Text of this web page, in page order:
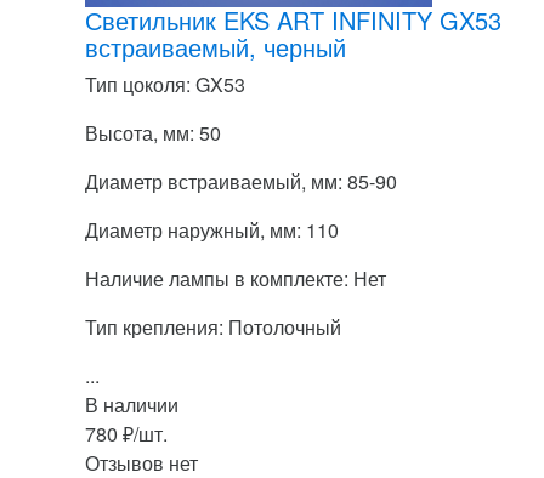
Светильник EKS ART INFINITY GX53
встраиваемый, черный
Тип цоколя: GX53
Высота, мм: 50
Диаметр встраиваемый, мм: 85-90
Диаметр наружный, мм: 110
Наличие лампы в комплекте: Нет
Тип крепления: Потолочный
...
В наличии
780 ₽/шт.
Отзывов нет